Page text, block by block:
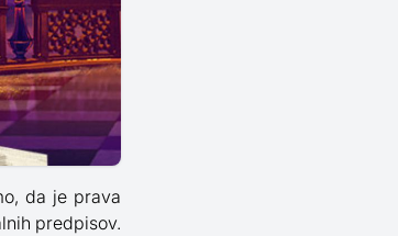
da je prava
predpisov.